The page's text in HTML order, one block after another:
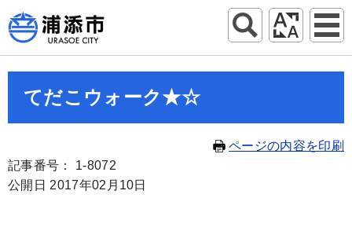
てだこウォーク★☆
ページの内容を印刷
記事番号： 1-8072
公開日 2017年02月10日